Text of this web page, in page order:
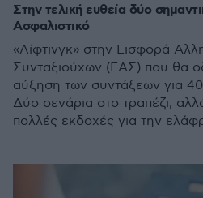
Στην τελική ευθεία δύο
Ασφαλιστικό
«Λίφτινγκ» στην Εισφορά
Συνταξιούχων (ΕΑΣ) που θα
αύξηση των συντάξεων για
Δύο σενάρια στο τραπέζι,
πολλές εκδοχές για την